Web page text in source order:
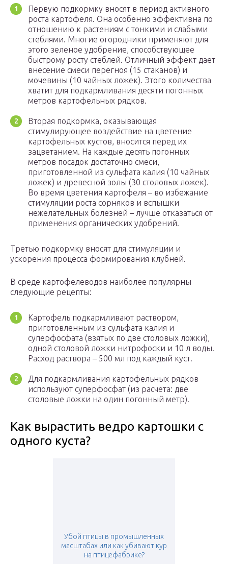
Первую подкормку вносят в период активного
роста картофеля. Она особенно эффективна по
отношению к растениям с тонкими и слабыми
стеблями. Многие огородники применяют для
этого зеленое удобрение, способствующее
быстрому росту стеблей. Отличный эффект дает
внесение смеси перегноя (15 стаканов) и
мочевины (10 чайных ложек). Этого количества
хватит для подкармливания десяти погонных
метров картофельных рядков.
Вторая подкормка, оказывающая
стимулирующее воздействие на цветение
картофельных кустов, вносится перед их
зацветанием. На каждые десять погонных
метров посадок достаточно смеси,
приготовленной из сульфата калия (10 чайных
ложек) и древесной золы (30 столовых ложек).
Во время цветения картофеля – во избежание
стимуляции роста сорняков и вспышки
нежелательных болезней – лучше отказаться от
применения органических удобрений.
Третью подкормку вносят для стимуляции и
ускорения процесса формирования клубней.
В среде картофелеводов наиболее популярны
следующие рецепты:
Картофель подкармливают раствором,
приготовленным из сульфата калия и
суперфосфата (взятых по две столовых ложки),
одной столовой ложки нитрофоски и 10 л воды.
Расход раствора – 500 мл под каждый куст.
Для подкармливания картофельных рядков
используют суперфосфат (из расчета: две
столовые ложки на один погонный метр).
Как вырастить ведро картошки с
одного куста?
Убой птицы в промышленных
масштабах или как убивают кур
на птицефабрике?